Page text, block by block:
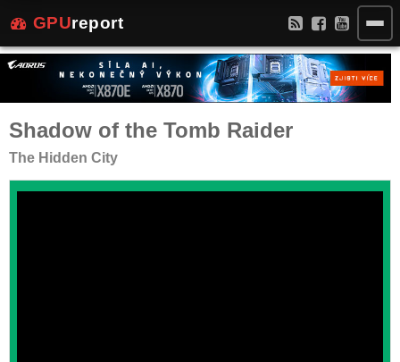
GPUreport
Shadow of the Tomb Raider
The Hidden City